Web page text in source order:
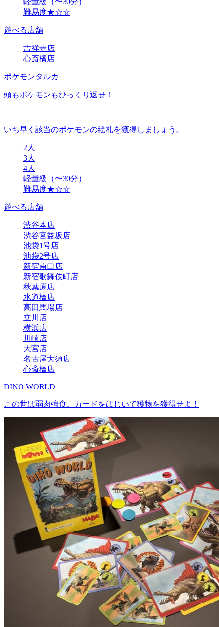
難易度★☆☆
遊べる店舗
吉祥寺店
心斎橋店
ポケモンタルカ
頭もポケモンもひっくり返せ！
いち早く該当のポケモンの絵札を獲得しましょう。
2人
3人
4人
軽量級（〜30分）
難易度★☆☆
遊べる店舗
渋谷本店
渋谷宮益坂店
池袋1号店
池袋2号店
新宿南口店
新宿歌舞伎町店
秋葉原店
水道橋店
高田馬場店
立川店
横浜店
川崎店
大宮店
名古屋大須店
心斎橋店
DINO WORLD
この世は弱肉強食。カードをはじいて獲物を獲得せよ！